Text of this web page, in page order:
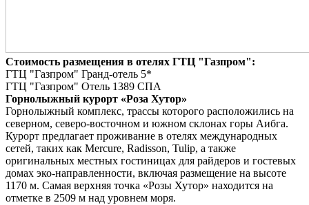
Стоимость размещения в отелях ГТЦ "Газпром":
ГТЦ "Газпром" Гранд-отель 5*
ГТЦ "Газпром" Отель 1389 СПА
Горнолыжный курорт «Роза Хутор»
Горнолыжный комплекс, трассы которого расположились на
северном, северо-восточном и южном склонах горы Аибга.
Курорт предлагает проживание в отелях международных
сетей, таких как Mercure, Radisson, Tulip, а также
оригинальных местных гостиницах для райдеров и гостевых
домах эко-направленности, включая размещение на высоте
1170 м. Самая верхняя точка «Розы Хутор» находится на
отметке в 2509 м над уровнем моря.